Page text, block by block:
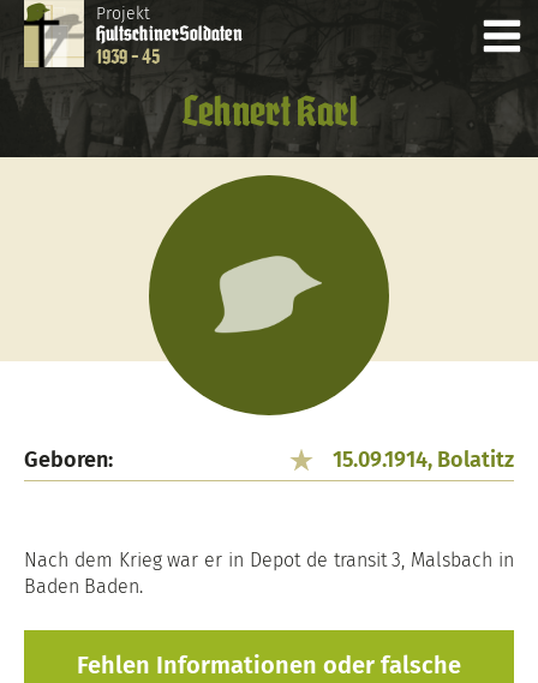
Projekt
HultschinerSoldaten
1939 - 45
Lehnert Karl
Geboren: 15.09.1914, Bolatitz
Nach dem Krieg war er in Depot de transit 3, Malsbach in
Baden Baden.
Fehlen Informationen oder falsche